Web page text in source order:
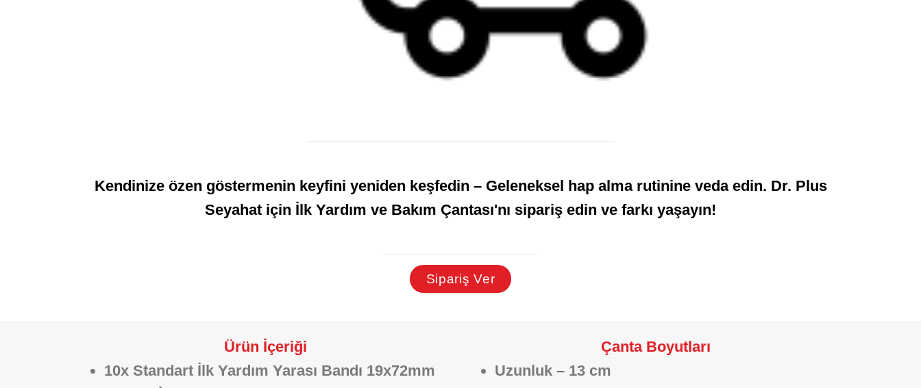
Kendinize özen göstermenin keyfini yeniden keşfedin – Geleneksel hap alma rutinine veda edin. Dr. Plus
Seyahat için İlk Yardım ve Bakım Çantası'nı sipariş edin ve farkı yaşayın!
Sipariş Ver
Ürün İçeriği
10x Standart İlk Yardım Yarası Bandı 19x72mm
Çanta Boyutları
Uzunluk – 13 cm